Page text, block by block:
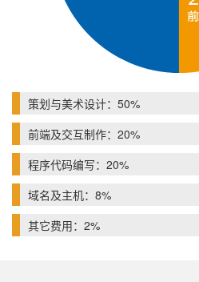
策划与美术设计：50%
前端及交互制作：20%
程序代码编写：20%
域名及主机：8%
其它费用：2%